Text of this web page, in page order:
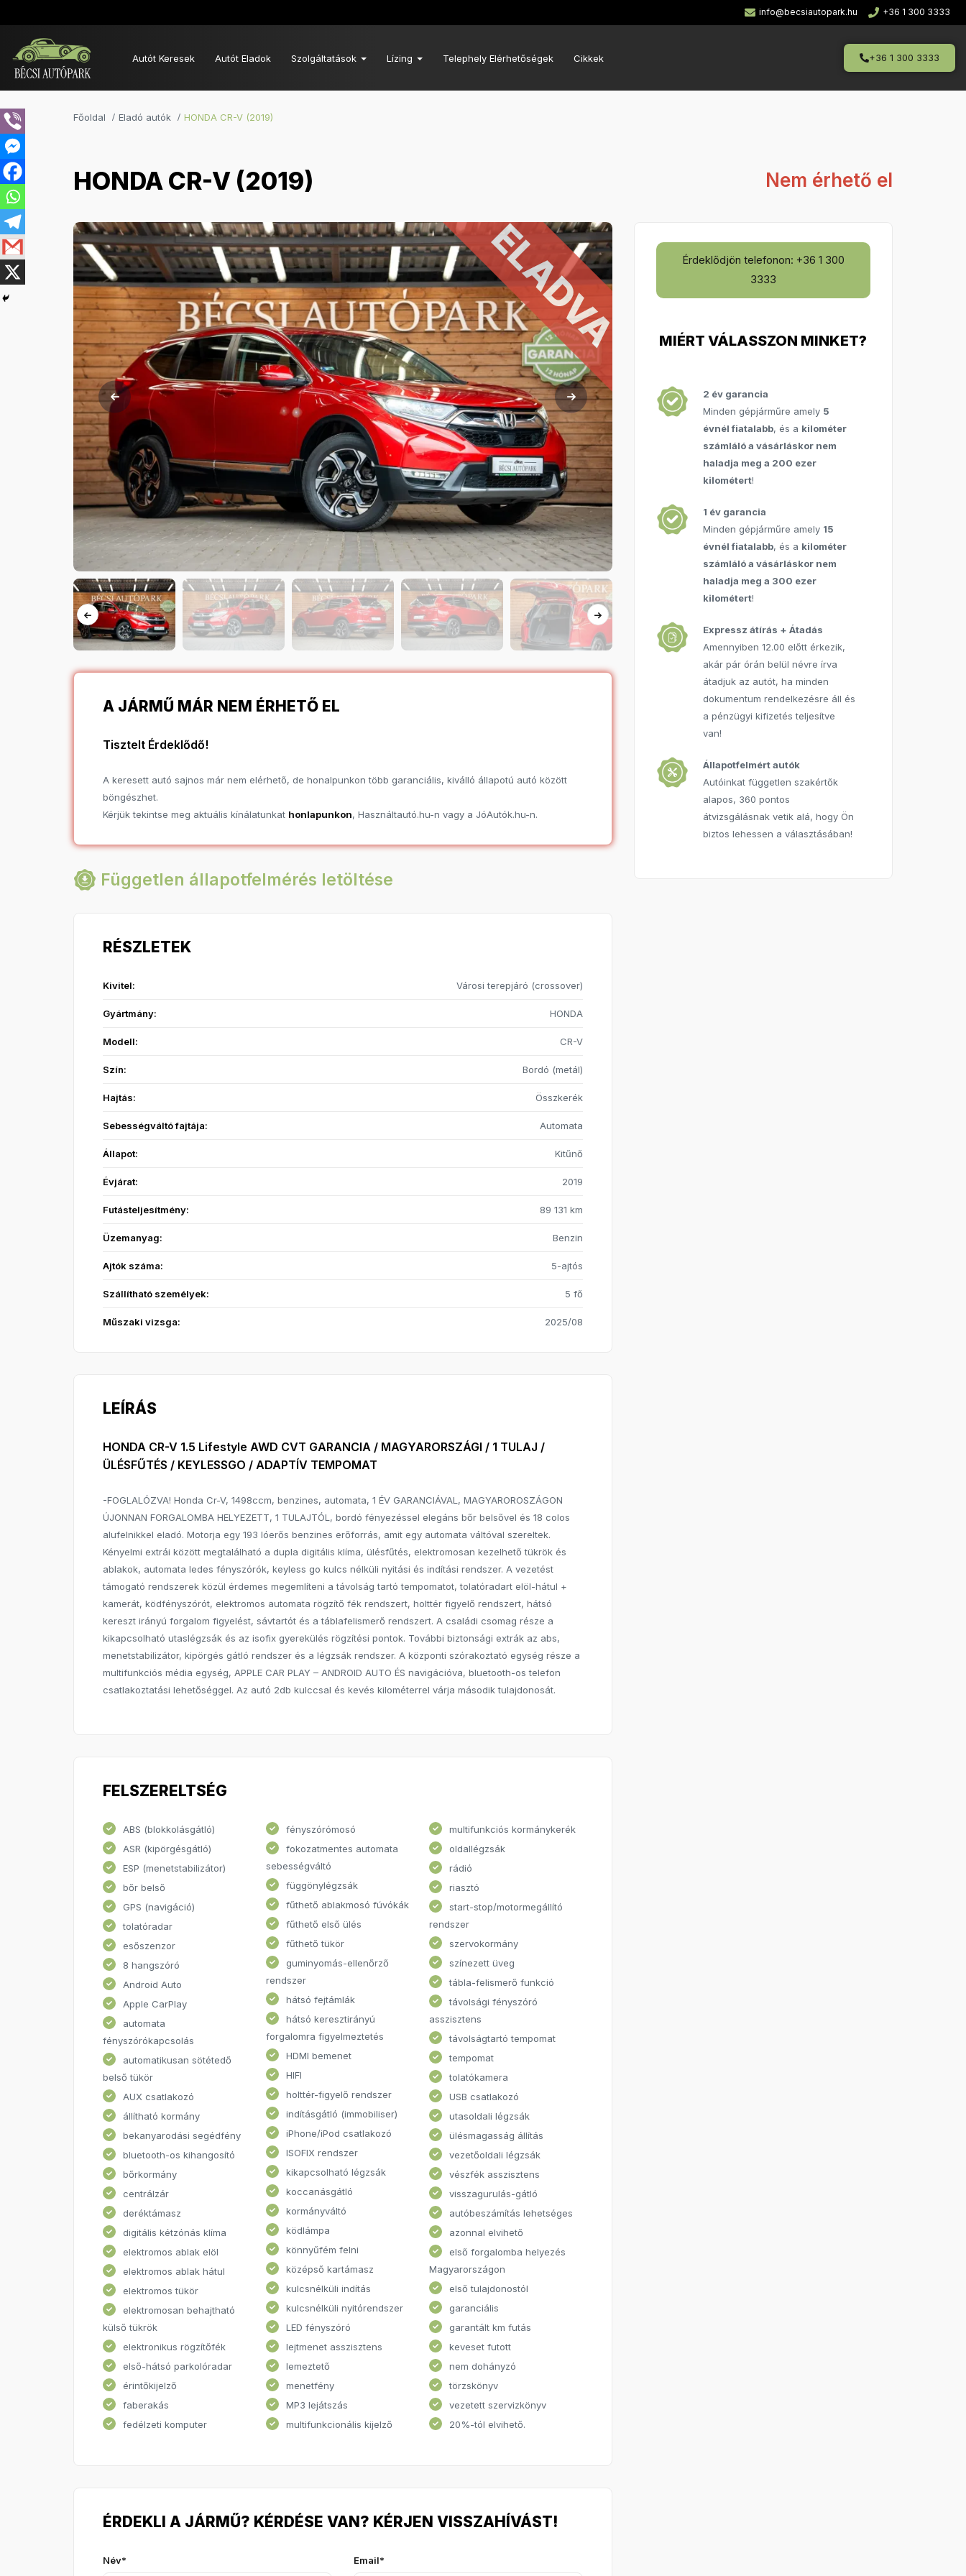
info@becsiautopark.hu +36 1 300 3333
Autót Keresek Autót Eladok Szolgáltatások Lízing Telephely Elérhetőségek Cikkek +36 1 300 3333
Főoldal Eladó autók HONDA CR-V (2019)
HONDA CR-V (2019) Nem érhető el
A JÁRMŰ MÁR NEM ÉRHETŐ EL
Tisztelt Érdeklődő!
A keresett autó sajnos már nem elérhető, de honalpunkon több garanciális, kiválló állapotú autó között
böngészhet.
Kérjük tekintse meg aktuális kínálatunkat honlapunkon, Használtautó.hu-n vagy a JóAutók.hu-n.
Független állapotfelmérés letöltése
RÉSZLETEK
Kivitel: Városi terepjáró (crossover)
Gyártmány: HONDA
Modell: CR-V
Szín: Bordó (metál)
Hajtás: Összkerék
Sebességváltó fajtája: Automata
Állapot: Kitűnő
Évjárat: 2019
Futásteljesítmény: 89 131 km
Üzemanyag: Benzin
Ajtók száma: 5-ajtós
Szállítható személyek: 5 fő
Műszaki vizsga: 2025/08
LEÍRÁS
HONDA CR-V 1.5 Lifestyle AWD CVT GARANCIA / MAGYARORSZÁGI / 1 TULAJ /
ÜLÉSFŰTÉS / KEYLESSGO / ADAPTÍV TEMPOMAT
-FOGLALÓZVA! Honda Cr-V, 1498ccm, benzines, automata, 1 ÉV GARANCIÁVAL, MAGYAROROSZÁGON
ÚJONNAN FORGALOMBA HELYEZETT, 1 TULAJTÓL, bordó fényezéssel elegáns bőr belsővel és 18 colos
alufelnikkel eladó. Motorja egy 193 lóerős benzines erőforrás, amit egy automata váltóval szereltek.
Kényelmi extrái között megtalálható a dupla digitális klíma, ülésfűtés, elektromosan kezelhető tükrök és
ablakok, automata ledes fényszórók, keyless go kulcs nélküli nyitási és indítási rendszer. A vezetést
támogató rendszerek közül érdemes megemlíteni a távolság tartó tempomatot, tolatóradart elöl-hátul +
kamerát, ködfényszórót, elektromos automata rögzítő fék rendszert, holttér figyelő rendszert, hátsó
kereszt irányú forgalom figyelést, sávtartót és a táblafelismerő rendszert. A családi csomag része a
kikapcsolható utaslégzsák és az isofix gyerekülés rögzítési pontok. További biztonsági extrák az abs,
menetstabilizátor, kipörgés gátló rendszer és a légzsák rendszer. A központi szórakoztató egység része a
multifunkciós média egység, APPLE CAR PLAY – ANDROID AUTO ÉS navigációva, bluetooth-os telefon
csatlakoztatási lehetőséggel. Az autó 2db kulccsal és kevés kilométerrel várja második tulajdonosát.
Érdeklődjön telefonon: +36 1 300
3333
MIÉRT VÁLASSZON MINKET?
2 év garancia
Minden gépjárműre amely 5
évnél fiatalabb, és a kilométer
számláló a vásárláskor nem
haladja meg a 200 ezer
kilométert!
1 év garancia
Minden gépjárműre amely 15
évnél fiatalabb, és a kilométer
számláló a vásárláskor nem
haladja meg a 300 ezer
kilométert!
Expressz átírás + Átadás
Amennyiben 12.00 előtt érkezik,
akár pár órán belül névre írva
átadjuk az autót, ha minden
dokumentum rendelkezésre áll és
a pénzügyi kifizetés teljesítve
van!
Állapotfelmért autók
Autóinkat független szakértők
alapos, 360 pontos
átvizsgálásnak vetik alá, hogy Ön
biztos lehessen a választásában!
FELSZERELTSÉG
ABS (blokkolásgátló)
ASR (kipörgésgátló)
ESP (menetstabilizátor)
bőr belső
GPS (navigáció)
tolatóradar
esőszenzor
8 hangszóró
Android Auto
Apple CarPlay
automata
fényszórókapcsolás
automatikusan sötétedő
belső tükör
AUX csatlakozó
állítható kormány
bekanyarodási segédfény
bluetooth-os kihangosító
bőrkormány
centrálzár
deréktámasz
digitális kétzónás klíma
elektromos ablak elöl
elektromos ablak hátul
elektromos tükör
elektromosan behajtható
külső tükrök
elektronikus rögzítőfék
első-hátsó parkolóradar
érintőkijelző
faberakás
fedélzeti komputer
fényszórómosó
fokozatmentes automata
sebességváltó
függönylégzsák
fűthető ablakmosó fúvókák
fűthető első ülés
fűthető tükör
guminyomás-ellenőrző
rendszer
hátsó fejtámlák
hátsó keresztirányú
forgalomra figyelmeztetés
HDMI bemenet
HIFI
holttér-figyelő rendszer
indításgátló (immobiliser)
iPhone/iPod csatlakozó
ISOFIX rendszer
kikapcsolható légzsák
koccanásgátló
kormányváltó
ködlámpa
könnyűfém felni
középső kartámasz
kulcsnélküli indítás
kulcsnélküli nyitórendszer
LED fényszóró
lejtmenet asszisztens
lemeztető
menetfény
MP3 lejátszás
multifunkcionális kijelző
multifunkciós kormánykerék
oldallégzsák
rádió
riasztó
start-stop/motormegállító
rendszer
szervokormány
színezett üveg
tábla-felismerő funkció
távolsági fényszóró
asszisztens
távolságtartó tempomat
tempomat
tolatókamera
USB csatlakozó
utasoldali légzsák
ülésmagasság állítás
vezetőoldali légzsák
vészfék asszisztens
visszagurulás-gátló
autóbeszámítás lehetséges
azonnal elvihető
első forgalomba helyezés
Magyarországon
első tulajdonostól
garanciális
garantált km futás
keveset futott
nem dohányzó
törzskönyv
vezetett szervizkönyv
20%-tól elvihető.
ÉRDEKLI A JÁRMŰ? KÉRDÉSE VAN? KÉRJEN VISSZAHÍVÁST!
Név* Email*